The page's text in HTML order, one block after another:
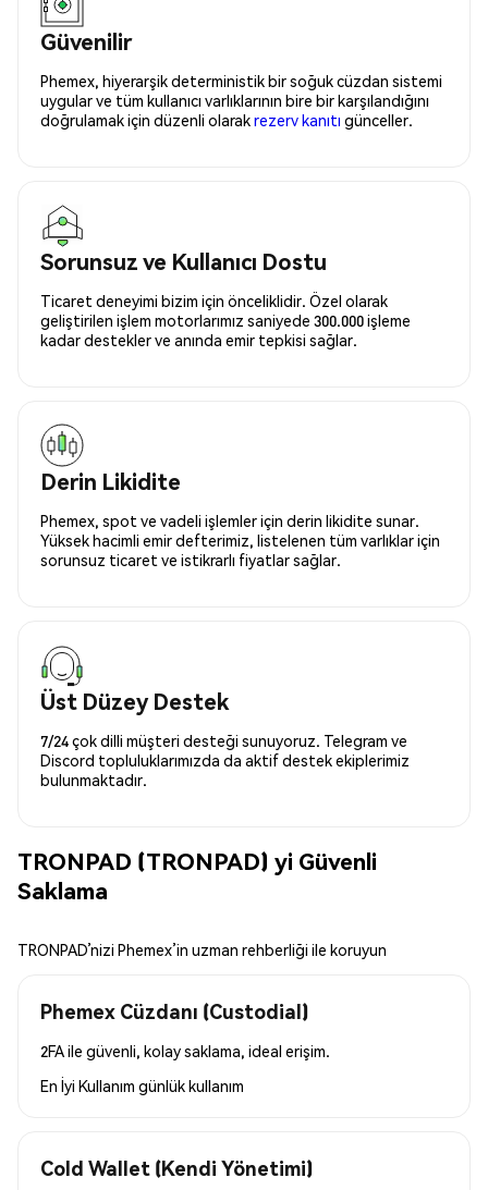
Güvenilir
Phemex, hiyerarşik deterministik bir soğuk cüzdan sistemi
uygular ve tüm kullanıcı varlıklarının bire bir karşılandığını
doğrulamak için düzenli olarakrezerv kanıtı günceller.
Sorunsuz ve Kullanıcı Dostu
Ticaret deneyimi bizim için önceliklidir. Özel olarak
geliştirilen işlem motorlarımız saniyede 300.000 işleme
kadar destekler ve anında emir tepkisi sağlar.
Derin Likidite
Phemex, spot ve vadeli işlemler için derin likidite sunar.
Yüksek hacimli emir defterimiz, listelenen tüm varlıklar için
sorunsuz ticaret ve istikrarlı fiyatlar sağlar.
Üst Düzey Destek
7/24 çok dilli müşteri desteği sunuyoruz. Telegram ve
Discord topluluklarımızda da aktif destek ekiplerimiz
bulunmaktadır.
TRONPAD (TRONPAD) yi Güvenli
Saklama
TRONPAD’nizi Phemex’in uzman rehberliği ile koruyun
Phemex Cüzdanı (Custodial)
2FA ile güvenli, kolay saklama, ideal erişim.
En İyi Kullanım günlük kullanım
Cold Wallet (Kendi Yönetimi)